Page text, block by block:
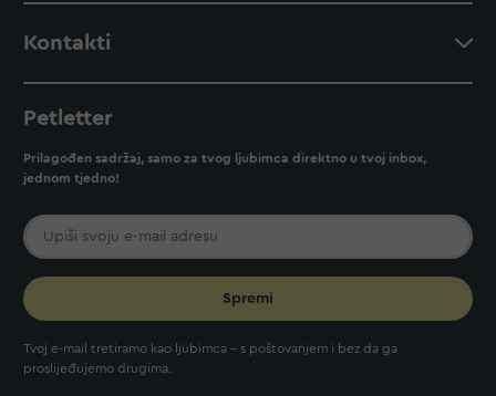
Kontakti
Petletter
Prilagođen sadržaj, samo za tvog ljubimca direktno u tvoj inbox,
jednom tjedno!
Spremi
Tvoj e-mail tretiramo kao ljubimca - s poštovanjem i bez da ga
proslijeđujemo drugima.